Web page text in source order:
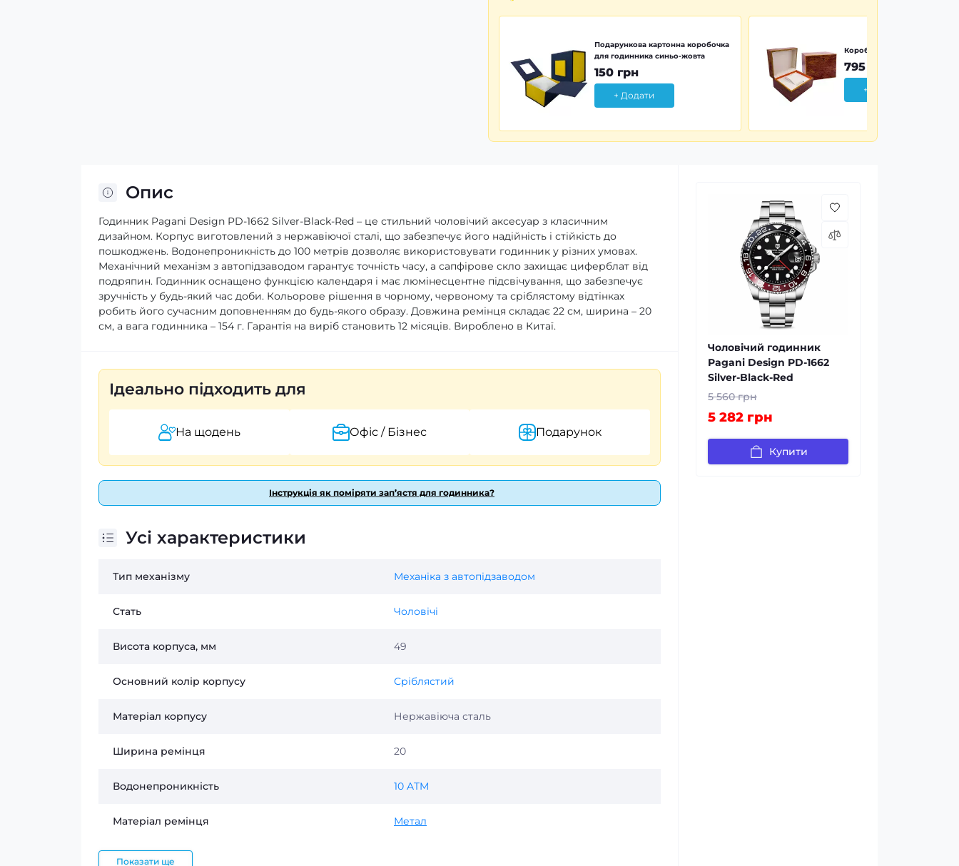
Подарункова картонна коробочка
для годинника синьо-жовта
150 грн
+ Додати
Коробочка дерево Wood
795 грн
+ Додати
Опис
Годинник Pagani Design PD-1662 Silver-Black-Red – це стильний чоловічий аксесуар з класичним
дизайном. Корпус виготовлений з нержавіючої сталі, що забезпечує його надійність і стійкість до
пошкоджень. Водонепроникність до 100 метрів дозволяє використовувати годинник у різних умовах.
Механічний механізм з автопідзаводом гарантує точність часу, а сапфірове скло захищає циферблат від
подряпин. Годинник оснащено функцією календаря і має люмінесцентне підсвічування, що забезпечує
зручність у будь-який час доби. Кольорове рішення в чорному, червоному та сріблястому відтінках
робить його сучасним доповненням до будь-якого образу. Довжина ремінця складає 22 см, ширина – 20
см, а вага годинника – 154 г. Гарантія на виріб становить 12 місяців. Вироблено в Китаї.
Ідеально підходить для
На щодень Офіс / Бізнес Подарунок
Інструкція як поміряти зап’ястя для годинника?
Усі характеристики
Тип механізму Механіка з автопідзаводом
Стать Чоловічі
Висота корпуса, мм 49
Основний колір корпусу Сріблястий
Матеріал корпусу Нержавіюча сталь
Ширина ремінця 20
Водонепроникність 10 ATM
Матеріал ремінця Метал
Показати ще
Чоловічий годинник
Pagani Design PD-1662
Silver-Black-Red
5 560 грн
5 282 грн
Купити